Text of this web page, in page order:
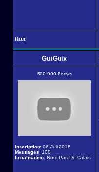
Haut
GuiGuix
500 000 Berrys
Inscription: 06 Juil 2015
Messages: 100
Localisation: Nord-Pas-De-Calais